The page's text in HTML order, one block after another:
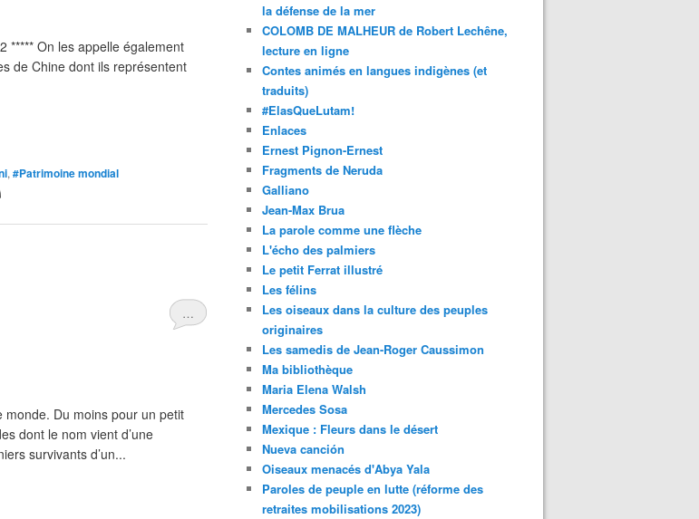
***** On les appelle également
de Chine dont ils représentent
, #Patrimoine mondial
…
monde. Du moins pour un petit
dont le nom vient d’une
survivants d’un...
la défense de la mer
COLOMB DE MALHEUR de Robert Lechêne,
lecture en ligne
Contes animés en langues indigènes (et
traduits)
#ElasQueLutam!
Enlaces
Ernest Pignon-Ernest
Fragments de Neruda
Galliano
Jean-Max Brua
La parole comme une flèche
L'écho des palmiers
Le petit Ferrat illustré
Les félins
Les oiseaux dans la culture des peuples
originaires
Les samedis de Jean-Roger Caussimon
Ma bibliothèque
Maria Elena Walsh
Mercedes Sosa
Mexique : Fleurs dans le désert
Nueva canción
Oiseaux menacés d'Abya Yala
Paroles de peuple en lutte (réforme des
retraites mobilisations 2023)